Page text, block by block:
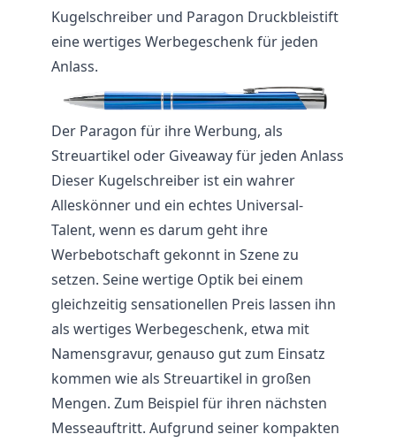
Kugelschreiber und Paragon Druckbleistift
eine wertiges Werbegeschenk für jeden
Anlass.
Der Paragon für ihre Werbung, als
Streuartikel oder Giveaway für jeden Anlass
Dieser Kugelschreiber ist ein wahrer
Alleskönner und ein echtes Universal-
Talent, wenn es darum geht ihre
Werbebotschaft gekonnt in Szene zu
setzen. Seine wertige Optik bei einem
gleichzeitig sensationellen Preis lassen ihn
als wertiges Werbegeschenk, etwa mit
Namensgravur, genauso gut zum Einsatz
kommen wie als Streuartikel in großen
Mengen. Zum Beispiel für ihren nächsten
Messeauftritt. Aufgrund seiner kompakten